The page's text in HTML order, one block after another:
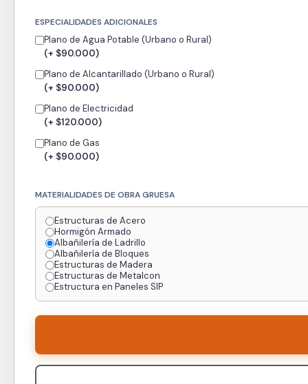
ESPECIALIDADES ADICIONALES
Plano de Agua Potable (Urbano o Rural)
(+ $90.000)
Plano de Alcantarillado (Urbano o Rural)
(+ $90.000)
Plano de Electricidad
(+ $120.000)
Plano de Gas
(+ $90.000)
MATERIALIDADES DE OBRA GRUESA
Estructuras de Acero
Hormigón Armado
Albañilería de Ladrillo
Albañilería de Bloques
Estructuras de Madera
Estructuras de Metalcon
Estructura en Paneles SIP